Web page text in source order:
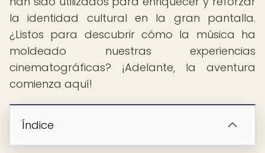
la identidad cultural en la gran pantalla.
¿Listos para descubrir cómo la música ha
moldeado nuestras experiencias
cinematográficas? ¡Adelante, la aventura
comienza aquí!
Índice